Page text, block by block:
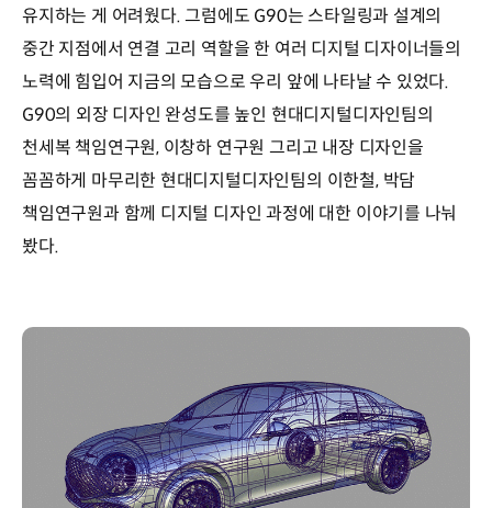
유지하는 게 어려웠다. 그럼에도 G90는 스타일링과 설계의
중간 지점에서 연결 고리 역할을 한 여러 디지털 디자이너들의
노력에 힘입어 지금의 모습으로 우리 앞에 나타날 수 있었다.
G90의 외장 디자인 완성도를 높인 현대디지털디자인팀의
천세복 책임연구원, 이창하 연구원 그리고 내장 디자인을
꼼꼼하게 마무리한 현대디지털디자인팀의 이한철, 박담
책임연구원과 함께 디지털 디자인 과정에 대한 이야기를 나눠
봤다.